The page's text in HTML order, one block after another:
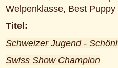
Welpenklasse, Best Puppy
Titel:
Schweizer Jugend -
Swiss Show Champion